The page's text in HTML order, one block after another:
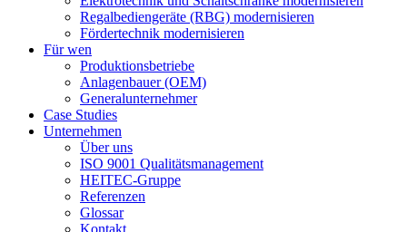
Regalbediengeräte (RBG) modernisieren
Fördertechnik modernisieren
Für wen
Produktionsbetriebe
Anlagenbauer (OEM)
Generalunternehmer
Case Studies
Unternehmen
Über uns
ISO 9001 Qualitätsmanagement
HEITEC-Gruppe
Referenzen
Glossar
Kontakt